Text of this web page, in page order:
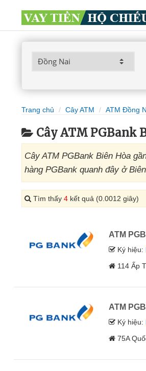
Trang chủ Cây ATM ATM Đồng
Cây ATM PGBank
Cây ATM PGBank Biên Hòa
hàng PGBank quanh đây ở
Tìm thấy 4 kết quả (0.0012 giây)
ATM
Ký hiệu:
114 Ấp
ATM
Ký hiệu:
75A